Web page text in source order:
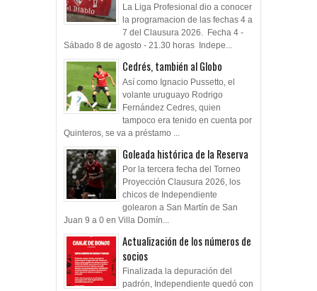
La Liga Profesional dio a conocer
la programacion de las fechas 4 a
7 del Clausura 2026. Fecha 4 -
Sábado 8 de agosto - 21.30 horas Indepe...
Cedrés, también al Globo
Así como Ignacio Pussetto, el
volante uruguayo Rodrigo
Fernández Cedres, quien
tampoco era tenido en cuenta por
Quinteros, se va a préstamo ...
Goleada histórica de la Reserva
Por la tercera fecha del Torneo
Proyección Clausura 2026, los
chicos de Independiente
golearon a San Martín de San
Juan 9 a 0 en Villa Domín...
Actualización de los números de
socios
Finalizada la depuración del
padrón, Independiente quedó con